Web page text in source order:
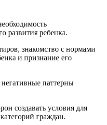
развития ребенка.
знакомство с нормами
и признание его
паттерны
создавать условия для
граждан.